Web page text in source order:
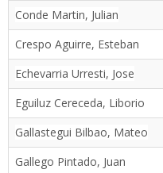
Conde Martin, Julian
Crespo Aguirre, Esteban
Echevarria Urresti, Jose
Eguiluz Cereceda, Liborio
Gallastegui Bilbao, Mateo
Gallego Pintado, Juan